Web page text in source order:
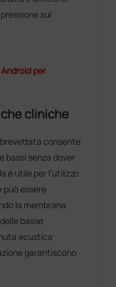
sul
per
cliniche
consente
bassi senza dover
è utile per l'utilizzo
può essere
la membrana,
basse
acustica
garantiscono